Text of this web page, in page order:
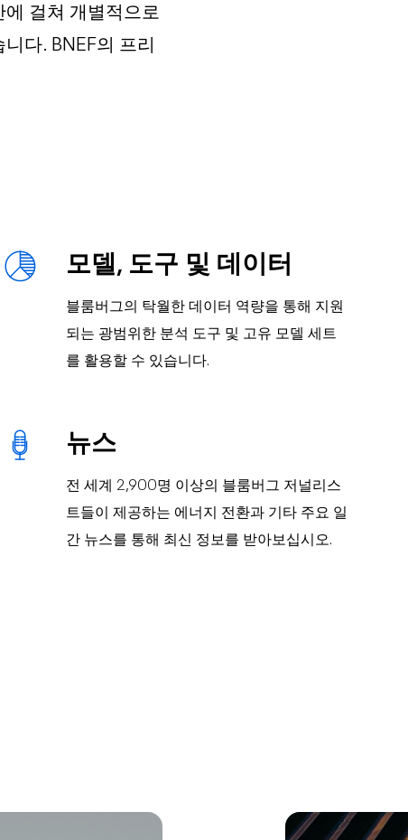
걸쳐 개별적으로
다. BNEF의 프리
모델, 도구 및 데이터
블룸버그의 탁월한 데이터 역량을 통해 지원
되는 광범위한 분석 도구 및 고유 모델 세트
를 활용할 수 있습니다.
뉴스
전 세계 2,900명 이상의 블룸버그 저널리스
트들이 제공하는 에너지 전환과 기타 주요 일
간 뉴스를 통해 최신 정보를 받아보십시오.